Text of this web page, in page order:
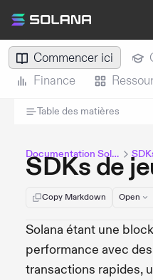
Commencer ici
Finance
Table des matières
Documentation Solana
SDKs de
Copy Markdown Open
Solana étant une
performance avec
transactions rapides,